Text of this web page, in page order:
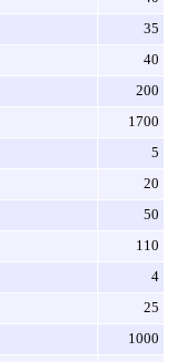
35
40
200
1700
5
20
50
110
4
25
1000